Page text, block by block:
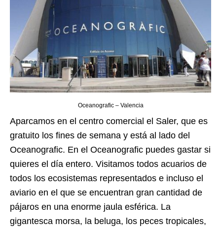
Oceanografic – Valencia
Aparcamos en el centro comercial el Saler, que es
gratuito los fines de semana y está al lado del
Oceanografic. En el Oceanografic puedes gastar si
quieres el día entero. Visitamos todos acuarios de
todos los ecosistemas representados e incluso el
aviario en el que se encuentran gran cantidad de
pájaros en una enorme jaula esférica. La
gigantesca morsa, la beluga, los peces tropicales,